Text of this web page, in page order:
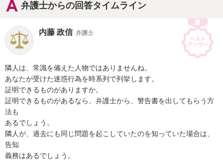
弁護士からの回答タイムライン
内藤 政信 弁護士
隣人は、常識を備えた人物ではありませんね。
あなたが受けた迷惑行為を時系列で列挙します。
証明できるものがありますか。
証明できるものがあるなら、弁護士から、警告書を出してもらう方
法も
あるでしょう。
隣人が、過去にも同じ問題を起こしていたのを知っていた場合は、
告知
義務はあるでしょう。